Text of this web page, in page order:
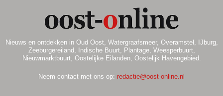
Nieuws en ontdekken in Oud Oost, Watergraafsmeer, Overamstel, IJburg,
Zeeburgereiland, Indische Buurt, Plantage, Weesperbuurt,
Nieuwmarktbuurt, Oostelijke Eilanden, Oostelijk Havengebied.
Neem contact met ons op: redactie@oost-online.nl